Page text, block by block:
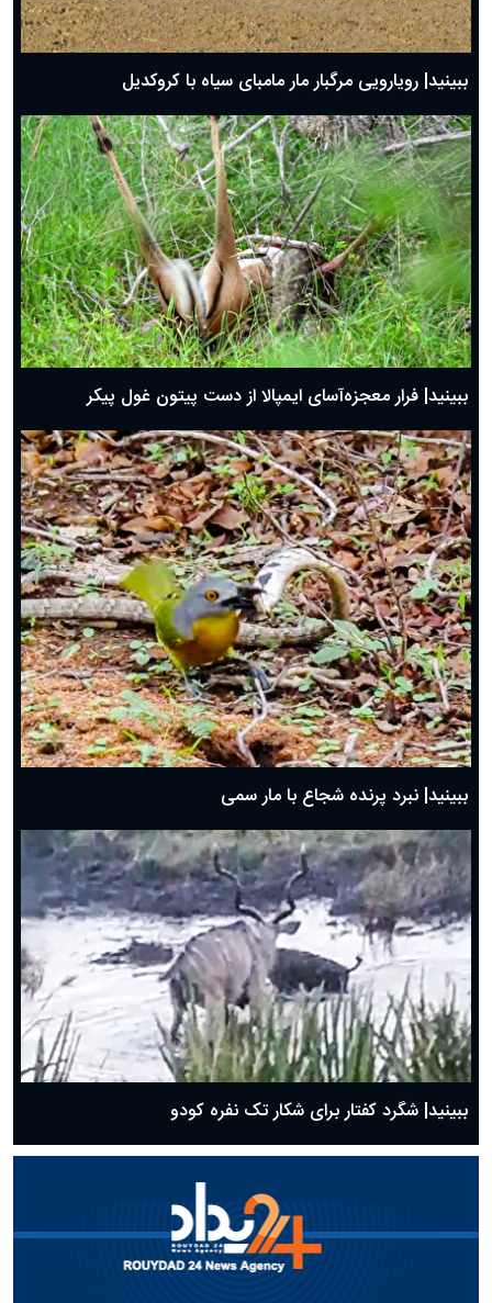
ببینید| رویارویی مرگبار مار مامبای سیاه با کروکدیل
ببینید| فرار معجزه‌آسای ایمپالا از دست پیتون غول پیکر
ببینید| نبرد پرنده شجاع با مار سمی
ببینید| شگرد کفتار برای شکار تک نفره کودو